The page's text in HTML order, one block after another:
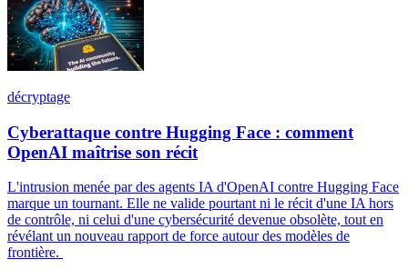
décryptage
Cyberattaque contre Hugging Face : comment
OpenAI maîtrise son récit
L'intrusion menée par des agents IA d'OpenAI contre Hugging Face
marque un tournant. Elle ne valide pourtant ni le récit d'une IA hors
de contrôle, ni celui d'une cybersécurité devenue obsolète, tout en
révélant un nouveau rapport de force autour des modèles de
frontière.